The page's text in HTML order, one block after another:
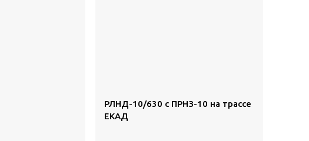
РЛНД-10/630 с ПРНЗ-10 на трассе
ЕКАД